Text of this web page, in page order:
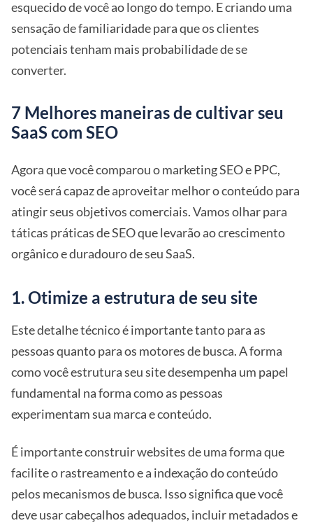
esquecido de você ao longo do tempo. E criando uma
sensação de familiaridade para que os clientes
potenciais tenham mais probabilidade de se
converter.
7 Melhores maneiras de cultivar seu
SaaS com SEO
Agora que você comparou o marketing SEO e PPC,
você será capaz de aproveitar melhor o conteúdo para
atingir seus objetivos comerciais. Vamos olhar para
táticas práticas de SEO que levarão ao crescimento
orgânico e duradouro de seu SaaS.
1. Otimize a estrutura de seu site
Este detalhe técnico é importante tanto para as
pessoas quanto para os motores de busca. A forma
como você estrutura seu site desempenha um papel
fundamental na forma como as pessoas
experimentam sua marca e conteúdo.
É importante construir websites de uma forma que
facilite o rastreamento e a indexação do conteúdo
pelos mecanismos de busca. Isso significa que você
deve usar cabeçalhos adequados, incluir metadados e